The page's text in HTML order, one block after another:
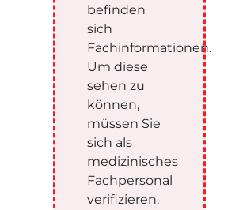
befinden
sich
Fachinformationen.
Um diese
sehen zu
können,
müssen Sie
sich als
medizinisches
Fachpersonal
verifizieren.